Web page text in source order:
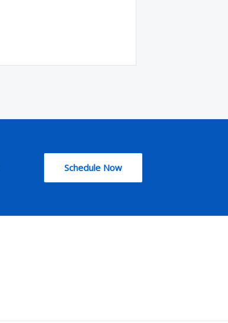
Schedule Now